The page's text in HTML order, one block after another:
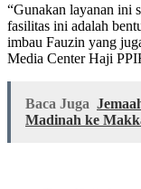
“Gunakan layanan ini
fasilitas ini adalah
imbau Fauzin yang
Media Center Haji
Baca Juga
Madinah ke